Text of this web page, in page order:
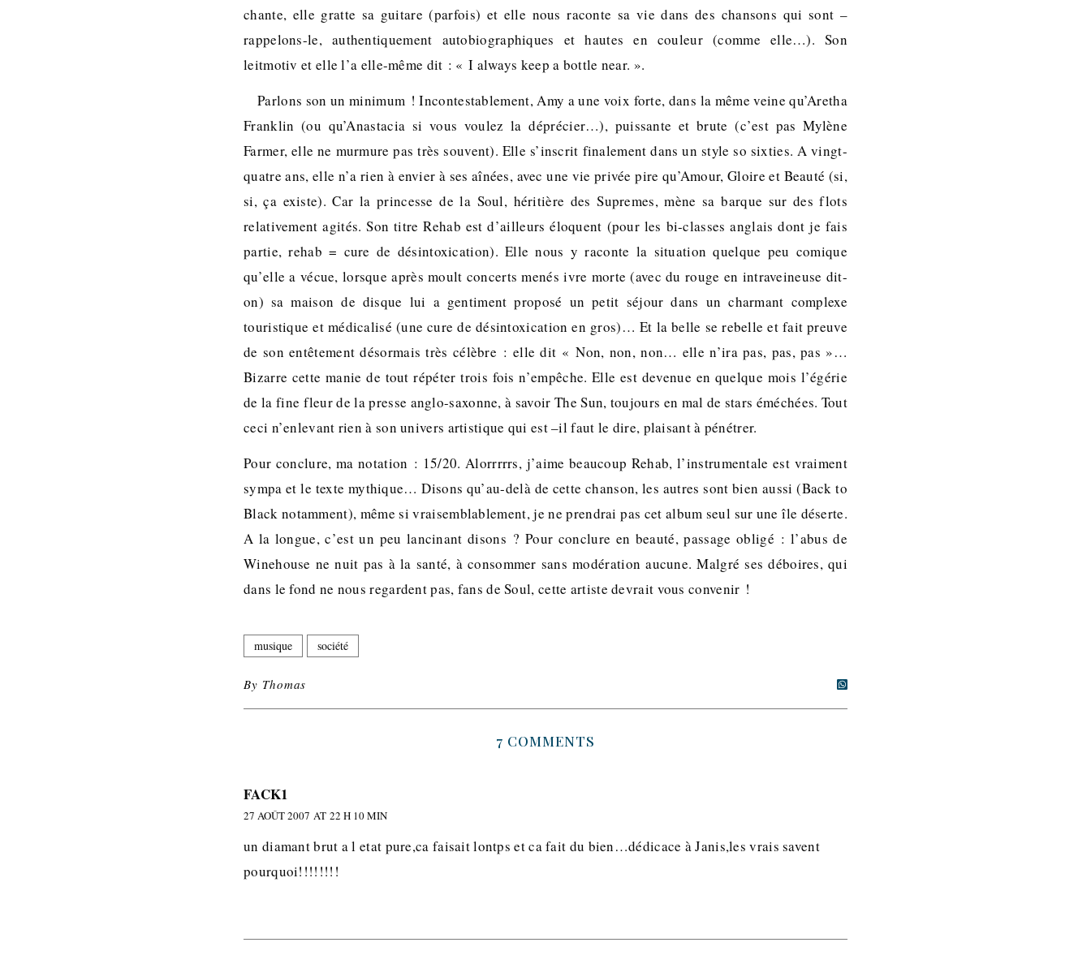
chante, elle gratte sa guitare (parfois) et elle nous raconte sa vie dans des chansons qui sont –
rappelons-le, authentiquement autobiographiques et hautes en couleur (comme elle…). Son
leitmotiv et elle l’a elle-même dit : « I always keep a bottle near. ».
Parlons son un minimum ! Incontestablement, Amy a une voix forte, dans la même veine qu’Aretha
Franklin (ou qu’Anastacia si vous voulez la déprécier…), puissante et brute (c’est pas Mylène
Farmer, elle ne murmure pas très souvent). Elle s’inscrit finalement dans un style so sixties. A vingt-
quatre ans, elle n’a rien à envier à ses aînées, avec une vie privée pire qu’Amour, Gloire et Beauté (si,
si, ça existe). Car la princesse de la Soul, héritière des Supremes, mène sa barque sur des flots
relativement agités. Son titre Rehab est d’ailleurs éloquent (pour les bi-classes anglais dont je fais
partie, rehab = cure de désintoxication). Elle nous y raconte la situation quelque peu comique
qu’elle a vécue, lorsque après moult concerts menés ivre morte (avec du rouge en intraveineuse dit-
on) sa maison de disque lui a gentiment proposé un petit séjour dans un charmant complexe
touristique et médicalisé (une cure de désintoxication en gros)… Et la belle se rebelle et fait preuve
de son entêtement désormais très célèbre : elle dit « Non, non, non… elle n’ira pas, pas, pas »…
Bizarre cette manie de tout répéter trois fois n’empêche. Elle est devenue en quelque mois l’égérie
de la fine fleur de la presse anglo-saxonne, à savoir The Sun, toujours en mal de stars éméchées. Tout
ceci n’enlevant rien à son univers artistique qui est –il faut le dire, plaisant à pénétrer.
Pour conclure, ma notation : 15/20. Alorrrrrs, j’aime beaucoup Rehab, l’instrumentale est vraiment
sympa et le texte mythique… Disons qu’au-delà de cette chanson, les autres sont bien aussi (Back to
Black notamment), même si vraisemblablement, je ne prendrai pas cet album seul sur une île déserte.
A la longue, c’est un peu lancinant disons ? Pour conclure en beauté, passage obligé : l’abus de
Winehouse ne nuit pas à la santé, à consommer sans modération aucune. Malgré ses déboires, qui
dans le fond ne nous regardent pas, fans de Soul, cette artiste devrait vous convenir !
musique société
By Thomas
7 COMMENTS
FACK1
27 AOÛT 2007 AT 22 H 10 MIN
un diamant brut a l etat pure,ca faisait lontps et ca fait du bien…dédicace à Janis,les vrais savent
pourquoi!!!!!!!!